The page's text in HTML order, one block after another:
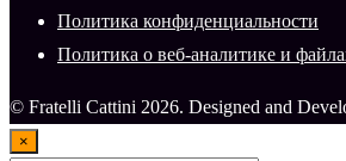
Политика конфиденциальности
Политика о веб-аналитике и
© Fratelli Cattini 2026. Designed and
×